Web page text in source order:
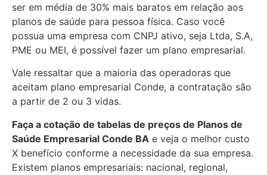
ser em média de 30% mais baratos em relação aos
planos de saúde para pessoa física. Caso você
possua uma empresa com CNPJ ativo, seja Ltda, S.A,
PME ou MEI, é possível fazer um plano empresarial.
Vale ressaltar que a maioria das operadoras que
aceitam plano empresarial Conde, a contratação são
a partir de 2 ou 3 vidas.
Faça a cotação de tabelas de preços de Planos de
Saúde Empresarial Conde BA e veja o melhor custo
X benefício conforme a necessidade da sua empresa.
Existem planos empresariais: nacional, regional,